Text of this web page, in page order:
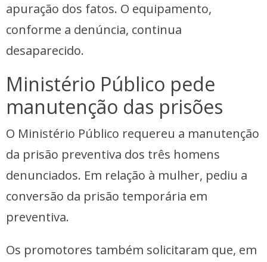
apuração dos fatos. O equipamento,
conforme a denúncia, continua
desaparecido.
Ministério Público pede
manutenção das prisões
O Ministério Público requereu a manutenção
da prisão preventiva dos três homens
denunciados. Em relação à mulher, pediu a
conversão da prisão temporária em
preventiva.
Os promotores também solicitaram que, em